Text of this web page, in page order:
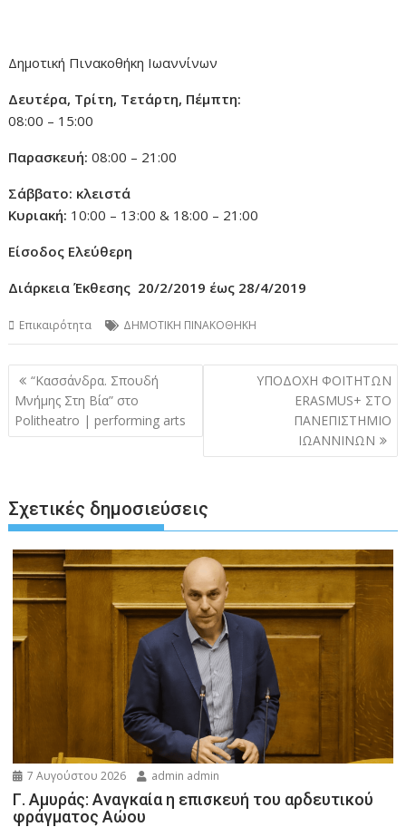
Δημοτική Πινακοθήκη Ιωαννίνων
Δευτέρα, Τρίτη, Τετάρτη, Πέμπτη:
08:00 – 15:00
Παρασκευή: 08:00 – 21:00
Σάββατο: κλειστά
Κυριακή: 10:00 – 13:00 & 18:00 – 21:00
Είσοδος Ελεύθερη
Διάρκεια Έκθεσης 20/2/2019 έως 28/4/2019
Επικαιρότητα ΔΗΜΟΤΙΚΗ ΠΙΝΑΚΟΘΗΚΗ
Πλοήγηση
άρθρων
“Κασσάνδρα. Σπουδή
Μνήμης Στη Βία” στο
Politheatro | performing arts
ΥΠΟΔΟΧΗ ΦΟΙΤΗΤΩΝ
ERASMUS+ ΣΤΟ
ΠΑΝΕΠΙΣΤΗΜΙΟ
ΙΩΑΝΝΙΝΩΝ
Σχετικές δημοσιεύσεις
7 Αυγούστου 2026 admin admin
Γ. Αμυράς: Αναγκαία η επισκευή του αρδευτικού
φράγματος Αώου